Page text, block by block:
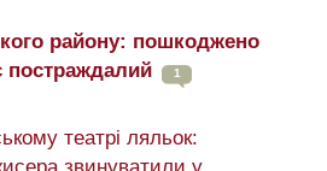
району: пошкоджено
постраждалий
1
театрі ляльок: